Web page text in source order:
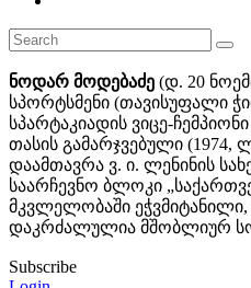
ნოდარ მოდებაძე (დ. 20
სპორტსმენი (თავისუფალი
სპარტაკიადის ვიცე-
თასის გამარჯვებული
დაამთავრა ვ. ი. ლენინის
საარჩევნო ბლოკი
მკვლელობაში ეჭვმიტანილი,
დაკრძალულია მშობლიურ
Subscribe